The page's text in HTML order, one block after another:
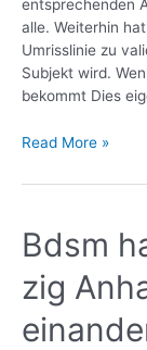
entsprechenden
alle. Weiterhin
Umrisslinie zu
Subjekt wird.
bekommt Dies
Read More »
Bdsm
zig